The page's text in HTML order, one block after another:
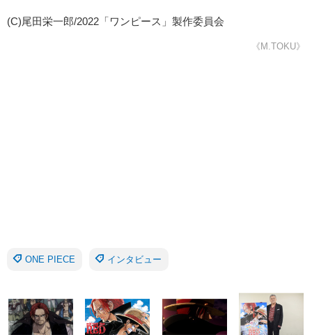
(C)尾田栄一郎/2022「ワンピース」製作委員会
《M.TOKU》
ONE PIECE インタビュー